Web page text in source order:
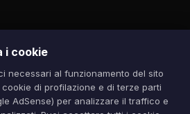
i cookie
necessari al funzionamento del sito
di profilazione e di terze parti
AdSense) per analizzare il traffico e
su questo sito sono di proprietà dei
dell'art. 70 L. 633/1941. Contatti: